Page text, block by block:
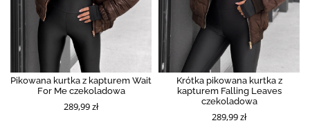
Pikowana kurtka z kapturem Wait
For Me czekoladowa
289,99 zł
Krótka pikowana kurtka z
kapturem Falling Leaves
czekoladowa
289,99 zł